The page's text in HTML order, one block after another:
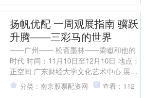
扬帆优配 一周观展指南 骥跃
升腾——三彩马的世界
——广州—— 松斋墨林——梁巘和他的
时代 时间：11月10日至12月10日 地点：
正空间 广东财经大学文化艺术中心 展览
搜集了数十件梁巘作品，这批作品从形
式上看....
分类：南京股票配资网 查看：112